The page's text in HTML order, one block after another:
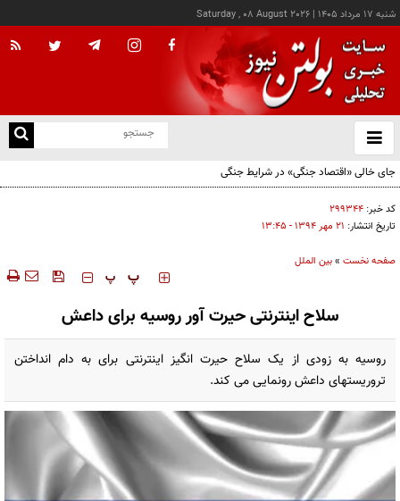
شنبه ۱۷ مرداد ۱۴۰۵ |
Saturday , 08 August 2026
باز
و
جای خالی «اقتصاد جنگی» در شرایط جنگی
کد خبر: ۲۹۹۳۴۴
تاریخ انتشار: ۲۱ مهر ۱۳۹۴ - ۱۳:۴۵
صفحه نخست »بین الملل
‍‍‍ پ پ
سلاح اینترنتی حیرت آور روسیه برای داعش
روسیه به زودی از یک سلاح حیرت انگیز اینترنتی برای به دام انداختن
تروریستهای داعش رونمایی می کند.